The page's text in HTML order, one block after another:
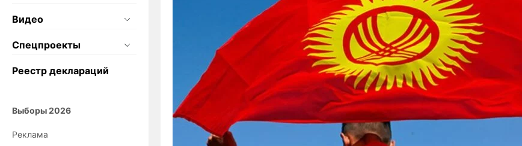
Видео
Спецпроекты
Реестр деклараций
Выборы 2026
Реклама